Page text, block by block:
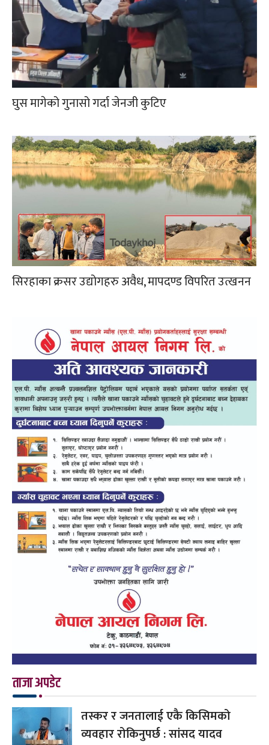
घुस मागेको गुनासो गर्दा जेनजी कुटिए
सिरहाका क्रसर उद्योगहरु अवैध, मापदण्ड विपरित उत्खनन
ताजा अपडेट
तस्कर र जनतालाई एकै किसिमको
व्यवहार रोकिनुपर्छ : सांसद यादव